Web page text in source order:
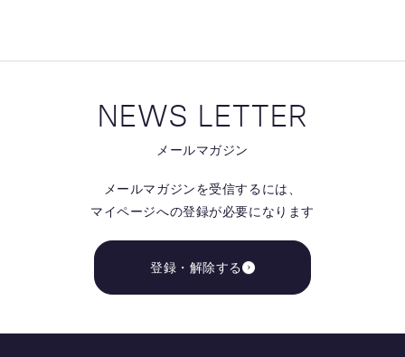
NEWS LETTER
メールマガジン
メールマガジンを受信するには、
マイページへの登録が必要になります
登録・解除する